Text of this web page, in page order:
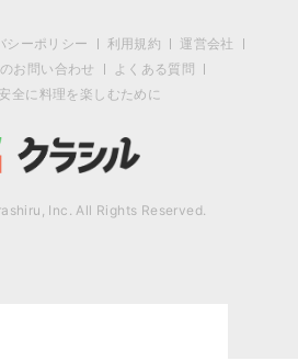
シーポリシー 利用規約
運営会社
お問い合わせ
よくある質問
全に料理を楽しむために
Inc. All Rights Reserved.